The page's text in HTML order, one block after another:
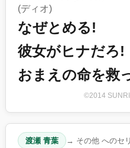
(ディオ)
なぜとめる!
彼女がヒナだろ!
おまえの命を救
©2014
渡瀬 青葉 → その他 へのセ